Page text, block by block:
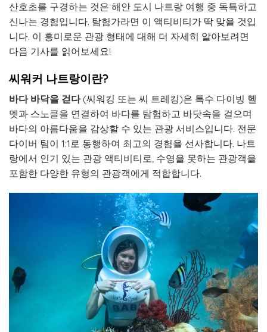
산호초를 구경하는 것은 해안 도시 나트랑 여행 중 독특하고
신나는 경험입니다. 탐험가라면 이 액티비티가 딱 맞을 것입
니다. 이 흥미로운 관광 형태에 대해 더 자세히 알아보려면
다음 기사를 읽어보세요!
씨워커 나트랑이란?
바다 바닥을 걷다(씨워킹 또는 씨 트레킹)은 특수 다이빙 헬
멧과 스노클을 연결하여 바다를 탐험하고 바닷속을 걸으며
바다의 아름다움을 감상할 수 있는 관광 서비스입니다. 전문
다이버 팀이 1:1로 동행하여 최고의 경험을 선사합니다. 나트
랑에서 인기 있는 관광 액티비티로, 수영을 못하는 관광객을
포함한 다양한 유형의 관광객에게 적합합니다.